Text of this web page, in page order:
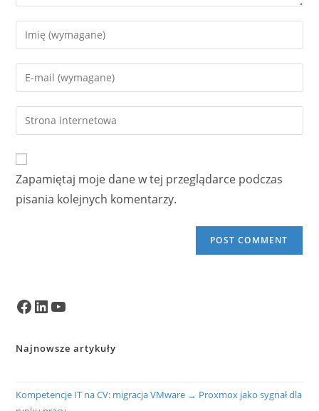
Enter
your
name
comment
Enter
your
email
address
Enter
your
URL
(optional)
Zapamiętaj moje dane w tej przeglądarce podczas
pisania kolejnych komentarzy.
Facebook
LinkedInYouTube
Najnowsze artykuły
Kompetencje IT na CV: migracja VMware → Proxmox jako sygnał dla